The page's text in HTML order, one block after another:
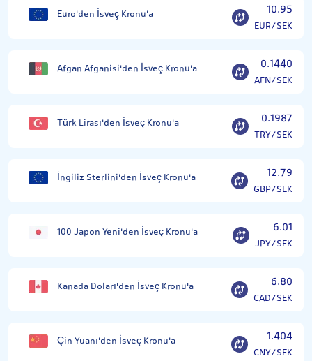
Euro'den İsveç Kronu'a 10.95
EUR/SEK
Afgan Afganisi'den İsveç Kronu'a 0.1440
AFN/SEK
Türk Lirası'den İsveç Kronu'a 0.1987
TRY/SEK
İngiliz Sterlini'den İsveç Kronu'a 12.79
GBP/SEK
100 Japon Yeni'den İsveç Kronu'a 6.01
JPY/SEK
Kanada Doları'den İsveç Kronu'a 6.80
CAD/SEK
Çin Yuanı'den İsveç Kronu'a 1.404
CNY/SEK